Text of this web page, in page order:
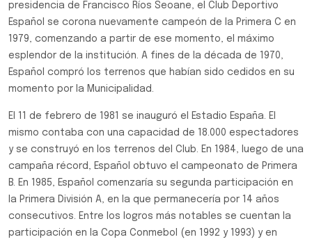
presidencia de Francisco Ríos Seoane, el Club Deportivo
Español se corona nuevamente campeón de la Primera C en
1979, comenzando a partir de ese momento, el máximo
esplendor de la institución. A fines de la década de 1970,
Español compró los terrenos que habían sido cedidos en su
momento por la Municipalidad.
El 11 de febrero de 1981 se inauguró el Estadio España. El
mismo contaba con una capacidad de 18.000 espectadores
y se construyó en los terrenos del Club. En 1984, luego de una
campaña récord, Español obtuvo el campeonato de Primera
B. En 1985, Español comenzaría su segunda participación en
la Primera División A, en la que permanecería por 14 años
consecutivos. Entre los logros más notables se cuentan la
participación en la Copa Conmebol (en 1992 y 1993) y en